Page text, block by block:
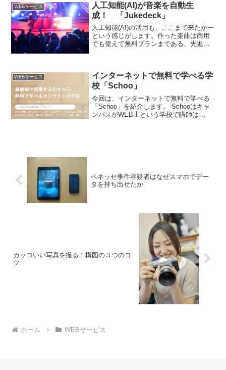
WEBサービス
人工知能(AI)が音楽を自動生
成！ 「Jukedeck」
人工知能(AI)の活用も、ここまで来たかー
という感じがします。作った楽曲は商用
でも使えて無料プランまである、先進的
の作成は...
WEBサービス
インターネットで無料で学べる学
校「Schoo」
今回は、インターネットで無料で学べる
「Schoo」を紹介します。 Schooはキャ
ンパスがWEB上という学校で講師は
ベネッセ事件容疑者はなぜスマホでデー
タを持ち出せたか
カッコいい写真を撮る！構図の３つのコ
ツ
ホーム WEBサービス